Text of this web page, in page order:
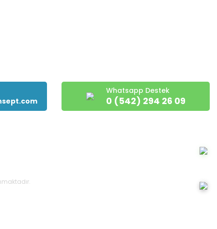
Whatsapp Destek
0 (542) 294 26 09